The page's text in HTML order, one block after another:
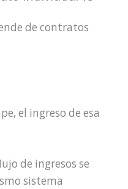
de contratos
el ingreso de esa
de ingresos se
sistema